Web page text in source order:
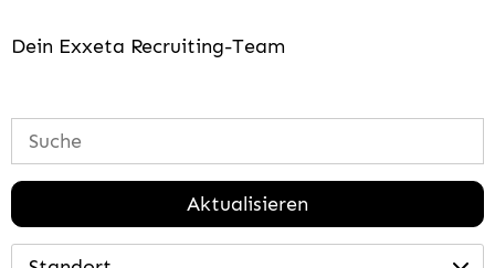
Dein Exxeta Recruiting-Team
Aktualisieren